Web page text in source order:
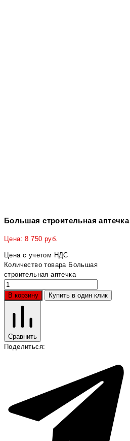
Большая строительная аптечка
Цена:8 750 руб.
Цена с учетом НДС
Количество товара Большая
строительная аптечка
В корзину Купить в один клик
Сравнить
Поделиться: